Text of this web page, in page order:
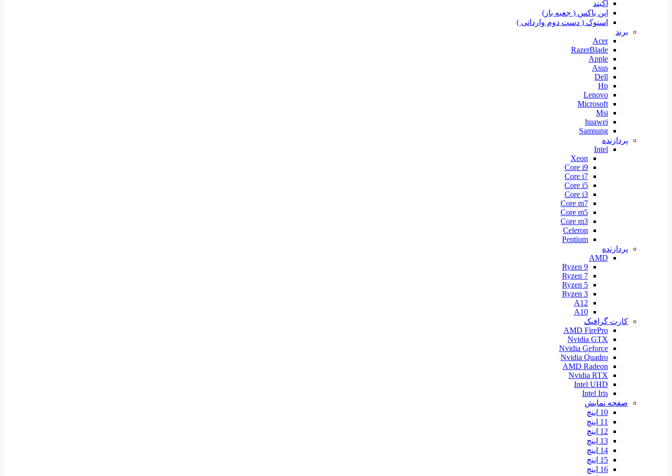
آکبند
اپن باکس ( جعبه باز)
استوک ( دست دوم وارداتی )
برند
Acer
RazerBlade
Apple
Asus
Dell
Hp
Lenovo
Microsoft
Msi
huawei
Samsung
پردازنده
Intel
Xeon
Core i9
Core i7
Core i5
Core i3
Core m7
Core m5
Core m3
Celeron
Pentium
پردازنده
AMD
Ryzen 9
Ryzen 7
Ryzen 5
Ryzen 3
A12
A10
کارت گرافیک
AMD FirePro
Nvidia GTX
Nvidia Geforce
Nvidia Quadro
AMD Radeon
Nvidia RTX
Intel UHD
Intel Iris
صفحه نمایش
10 اینچ
11 اینچ
12 اینچ
13 اینچ
14 اینچ
15 اینچ
16 اینچ